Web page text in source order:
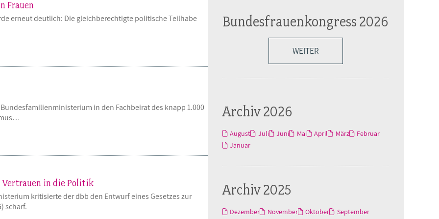
Mitgliedsgewerkschaften
Alterssicherung
Gender Budgeting
Stellungnahmen
Digitalisierung
Seminare
Akademie
Frauen
erneut deutlich: Die gleichberechtigte politische Teilhabe
in den Fachbeirat des knapp 1.000
Vertrauen in die Politik
kritisierte der dbb den Entwurf eines Gesetzes zur
scharf.
Bundesfrauenkongress 2026
WEITER
Archiv 2026
August Juli Juni Mai April März
Februar
Januar
Archiv 2025
Dezember November Oktober September